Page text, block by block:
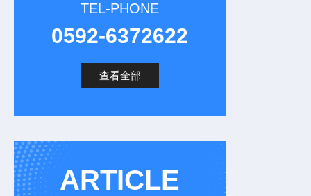
TEL-PHONE
0592-6372622
查看全部
ARTICLE